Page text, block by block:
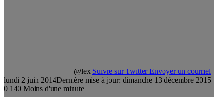
@lex Suivre sur Twitter Envoyer un courriel
lundi 2 juin 2014Dernière mise à jour: dimanche 13 décembre 2015
0 140 Moins d'une minute